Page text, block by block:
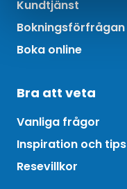
Kundtjänst
Bokningsförfrågan
Boka online
Bra att veta
Vanliga frågor
Inspiration och tips
Resevillkor